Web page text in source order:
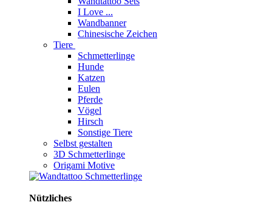
I Love ...
Wandbanner
Chinesische Zeichen
Tiere
Schmetterlinge
Hunde
Katzen
Eulen
Pferde
Vögel
Hirsch
Sonstige Tiere
Selbst gestalten
3D Schmetterlinge
Origami Motive
Nützliches